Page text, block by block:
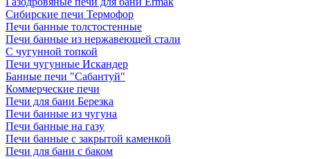
Сибирские печи Термофор
Печи банные толстостенные
Печи банные из нержавеющей стали
С чугунной топкой
Печи чугунные Искандер
Банные печи "Сабантуй"
Коммерческие печи
Печи для бани Березка
Печи банные из чугуна
Печи банные на газу
Печи банные с закрытой каменкой
Печи для бани с баком